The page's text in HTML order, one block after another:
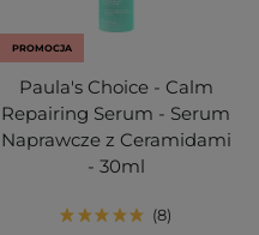
PROMOCJA
Paula's Choice - Calm
Repairing Serum - Serum
Naprawcze z Ceramidami
- 30ml
8